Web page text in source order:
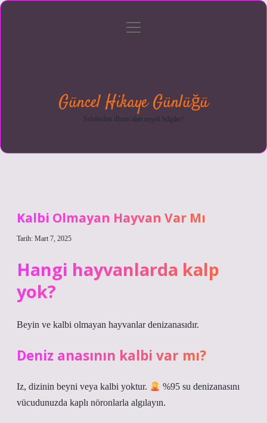
menüyü
Güncel Hikaye Günlüğü
Sektörden ilham alan neşeli bilgiler!
Kalbi Olmayan Hayvan Var Mı
Tarih: Mart 7, 2025
Hangi hayvanlarda kalp
yok?
Beyin ve kalbi olmayan hayvanlar denizanasıdır.
Deniz anasının kalbi var mı?
Iz, dizinin beyni veya kalbi yoktur.
‍ %95 su denizanasını
vücudunuzda kaplı nöronlarla algılayın.